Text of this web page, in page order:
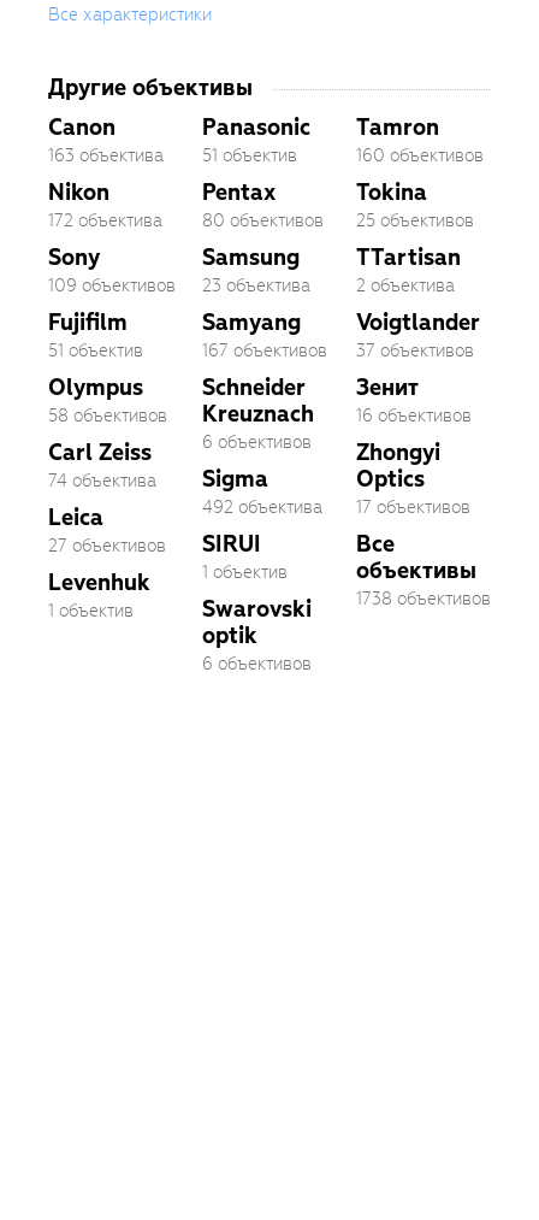
Все характеристики
Другие объективы
Canon
163 объектива
Nikon
172 объектива
Sony
109 объективов
Fujifilm
51 объектив
Olympus
58 объективов
Carl Zeiss
74 объектива
Leica
27 объективов
Levenhuk
1 объектив
Panasonic
51 объектив
Pentax
80 объективов
Samsung
23 объектива
Samyang
167 объективов
Schneider
Kreuznach
6 объективов
Sigma
492 объектива
SIRUI
1 объектив
Swarovski
optik
6 объективов
Tamron
160 объективов
Tokina
25 объективов
TTartisan
2 объектива
Voigtlander
37 объективов
Зенит
16 объективов
Zhongyi
Optics
17 объективов
Все
объективы
1738 объективов